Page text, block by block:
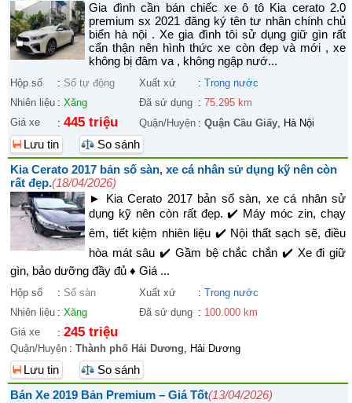
Gia đình cần bán chiếc xe ô tô Kia cerato 2.0
premium sx 2021 đăng ký tên tư nhân chính chủ
biển hà nội . Xe gia đình tôi sử dụng giữ gìn rất
cẩn thận nên hình thức xe còn đẹp và mới , xe
không bị đâm va , không ngập nướ...
Hộp số : Số tự động Xuất xứ : Trong nước
Nhiên liệu : Xăng Đã sử dụng : 75.295 km
Giá xe
: 445 triệu Quận/Huyện : Quận Cầu Giấy, Hà Nội
Lưu tin
So sánh
Kia Cerato 2017 bản số sàn, xe cá nhân sử dụng kỹ nên còn
rất đẹp.(18/04/2026)
► Kia Cerato 2017 bản số sàn, xe cá nhân sử
dụng kỹ nên còn rất đẹp. ✔️ Máy móc zin, chạy
êm, tiết kiệm nhiên liệu ✔️ Nội thất sạch sẽ, điều
hòa mát sâu ✔️ Gầm bệ chắc chắn ✔️ Xe đi giữ
gìn, bảo dưỡng đầy đủ ♦ Giá ...
Hộp số : Số sàn Xuất xứ : Trong nước
Nhiên liệu : Xăng Đã sử dụng : 100.000 km
Giá xe
: 245 triệu
Quận/Huyện : Thành phố Hải Dương, Hải Dương
Lưu tin
So sánh
Bán Xe 2019 Bản Premium – Giá Tốt(13/04/2026)